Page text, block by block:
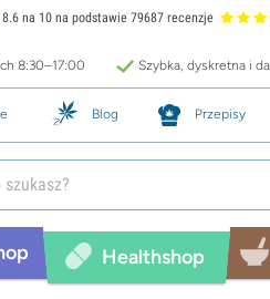
8.6 na 10 na podstawie 79687 recenzje
8:30–17:00 Szybka, dyskretna i
Blog Przepisy
Healthshop